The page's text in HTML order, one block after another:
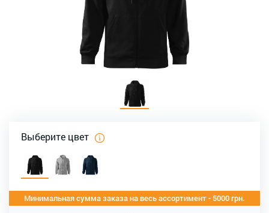
Выберите цвет
Минимальная сумма заказа на весь ассортимент - 5000 грн.